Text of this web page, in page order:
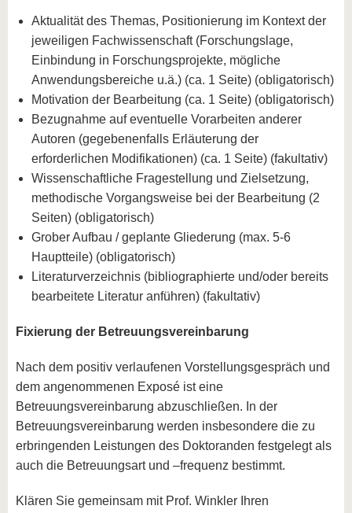
Aktualität des Themas, Positionierung im Kontext der
jeweiligen Fachwissenschaft (Forschungslage,
Einbindung in Forschungsprojekte, mögliche
Anwendungsbereiche u.ä.) (ca. 1 Seite) (obligatorisch)
Motivation der Bearbeitung (ca. 1 Seite) (obligatorisch)
Bezugnahme auf eventuelle Vorarbeiten anderer
Autoren (gegebenenfalls Erläuterung der
erforderlichen Modifikationen) (ca. 1 Seite) (fakultativ)
Wissenschaftliche Fragestellung und Zielsetzung,
methodische Vorgangsweise bei der Bearbeitung (2
Seiten) (obligatorisch)
Grober Aufbau / geplante Gliederung (max. 5-6
Hauptteile) (obligatorisch)
Literaturverzeichnis (bibliographierte und/oder bereits
bearbeitete Literatur anführen) (fakultativ)
Fixierung der Betreuungsvereinbarung
Nach dem positiv verlaufenen Vorstellungsgespräch und
dem angenommenen Exposé ist eine
Betreuungsvereinbarung abzuschließen. In der
Betreuungsvereinbarung werden insbesondere die zu
erbringenden Leistungen des Doktoranden festgelegt als
auch die Betreuungsart und –frequenz bestimmt.
Klären Sie gemeinsam mit Prof. Winkler Ihren